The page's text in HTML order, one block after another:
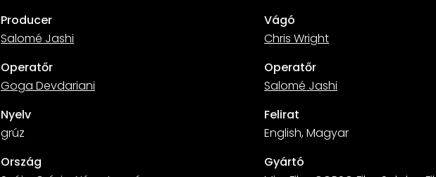
Producer
Salomé Jashi
Vágó
Chris Wright
Operatőr
Goga Devdariani
Operatőr
Salomé Jashi
Nyelv
grúz
Felirat
English, Magyar
Ország
Gyártó